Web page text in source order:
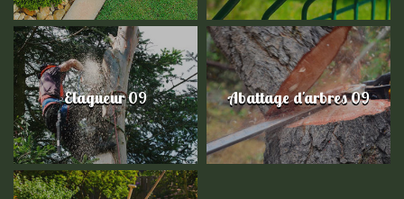
Elagueur 09 Abattage d'arbres 09